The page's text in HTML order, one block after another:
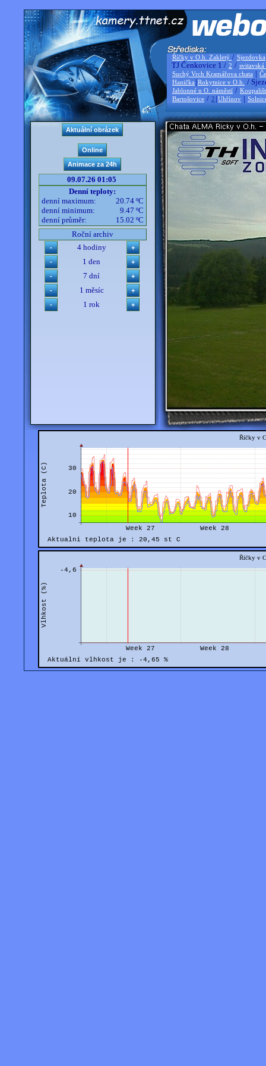
Říčky v O.h. Zakletý / Sjezdovka
TJ Čenkovice 1 / 2 / svitavská
Suchý Vrch Kramářova chata |
Hanička |Rokytnice v O.h. /
Jablonné n O. náměstí /
Bartošovice / 2 |Uhřínov |
09.07.26 01:05
Denní teploty:
denní maximum:
20.74 ºC
denní minimum:
9.47 ºC
denní průměr:
15.02 ºC
Roční archiv
4 hodiny
1 den
7 dní
1 měsíc
1 rok